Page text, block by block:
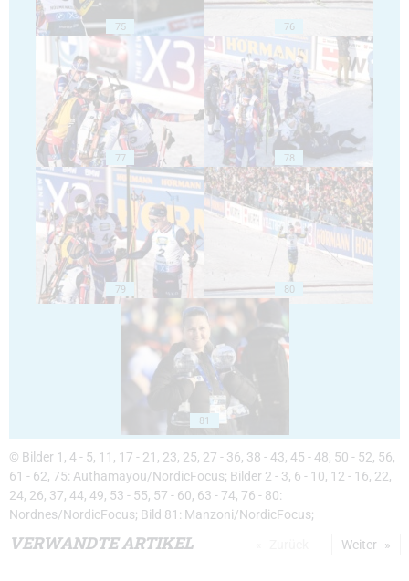
75 76
77 78
79 80
81
© Bilder 1, 4 - 5, 11, 17 - 21, 23, 25, 27 - 36, 38 - 43, 45 - 48, 50 - 52, 56,
61 - 62, 75: Authamayou/NordicFocus; Bilder 2 - 3, 6 - 10, 12 - 16, 22,
24, 26, 37, 44, 49, 53 - 55, 57 - 60, 63 - 74, 76 - 80:
Nordnes/NordicFocus; Bild 81: Manzoni/NordicFocus;
VERWANDTE ARTIKEL Weiter